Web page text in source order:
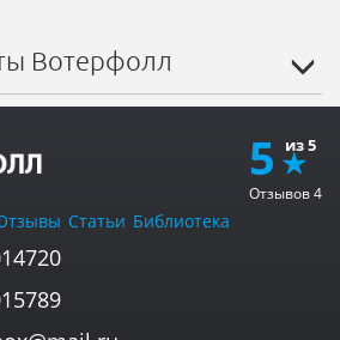
Вотерфолл
5
Отзывов4
Статьи Библиотека